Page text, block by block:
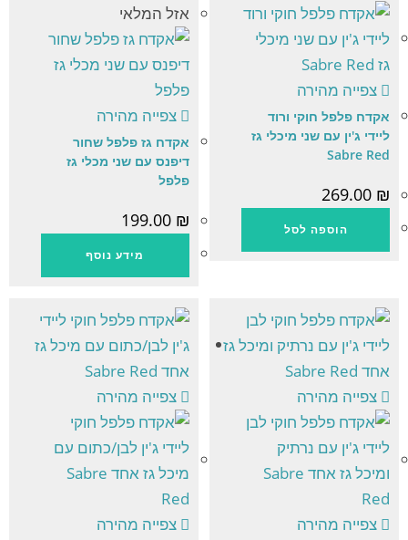
צפייה מהירה
אקדח פלפל חוקי ורוד
ליידי ג'ין עם שני מיכלי גז
Sabre Red
269.00 ₪
הוספה לסל
אזל המלאי
צפייה מהירה
אקדח גז פלפל שחור
דיפנס עם שני מכלי גז
פלפל
199.00 ₪
מידע נוסף
צפייה מהירה
צפייה מהירה
צפייה מהירה
צפייה מהירה